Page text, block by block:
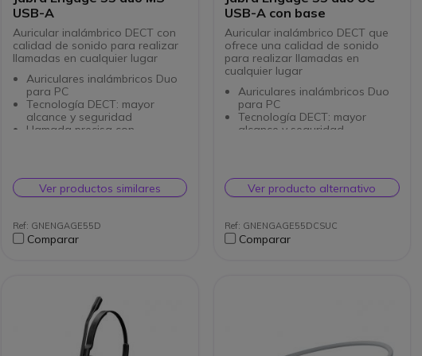
USB-A
Auricular inalámbrico DECT con
calidad de sonido para realizar
llamadas en cualquier lugar
Auriculares inalámbricos Duo
para PC
Tecnología DECT: mayor
alcance y seguridad
Llamada precisa con
Controladores de rango
completo: óptima claridad de
acústica SafeTone 2.0
Tiempo de conversación:
Ver productos similares
Ref: GNENGAGE55D
Comparar
USB-A con base
Auricular inalámbrico DECT que
ofrece una calidad de sonido
para realizar llamadas en
cualquier lugar
Auriculares inalámbricos Duo
para PC
Tecnología DECT: mayor
alcance y seguridad
reducción de ruido
Controladores de rango
Tecnología de protección
acústica SafeTone 2.0 a
Ver producto alternativo
Ref: GNENGAGE55DCSUC
Comparar